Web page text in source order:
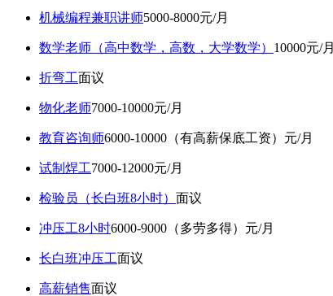
机械编程兼职讲师5000-8000元/月
数学老师（高中数学，高数，大学数学） 10000元/月
折弯工面议
物化老师7000-10000元/月
教育咨询师6000-10000（有高薪保底工资）元/月
试制焊工7000-12000元/月
检验员（长白班8小时） 面议
冲压工8小时6000-9000（多劳多得）元/月
长白班冲压工面议
高薪销售面议